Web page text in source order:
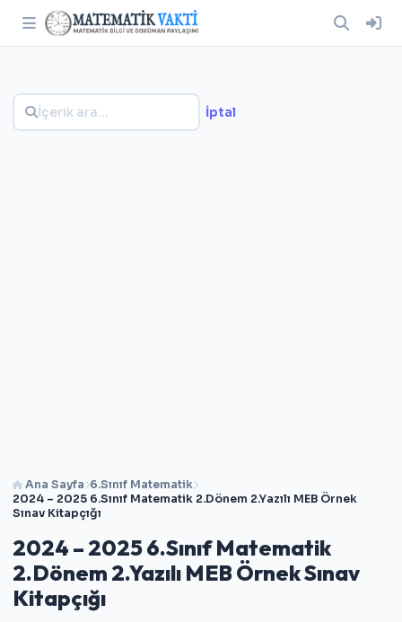
Ana Sayfa 6.Sınıf Matematik
2024 – 2025 6.Sınıf Matematik 2.Dönem 2.Yazılı MEB Örnek
Sınav Kitapçığı
2024 – 2025 6.Sınıf Matematik
2.Dönem 2.Yazılı MEB Örnek Sınav
Kitapçığı
İptal